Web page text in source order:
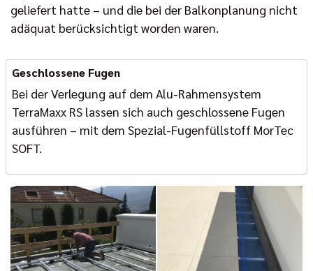
geliefert hatte – und die bei der Balkonplanung nicht
adäquat berücksichtigt worden waren.
Geschlossene Fugen
Bei der Verlegung auf dem Alu-Rahmensystem
TerraMaxx RS lassen sich auch geschlossene Fugen
ausführen – mit dem Spezial-Fugenfüllstoff MorTec
SOFT.